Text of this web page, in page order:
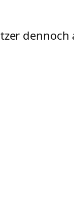
dennoch